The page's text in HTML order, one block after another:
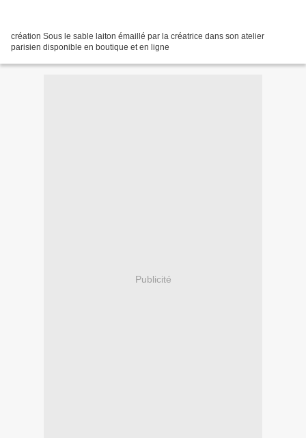
création Sous le sable laiton émaillé par la créatrice dans son atelier
parisien disponible en boutique et en ligne
Publicité